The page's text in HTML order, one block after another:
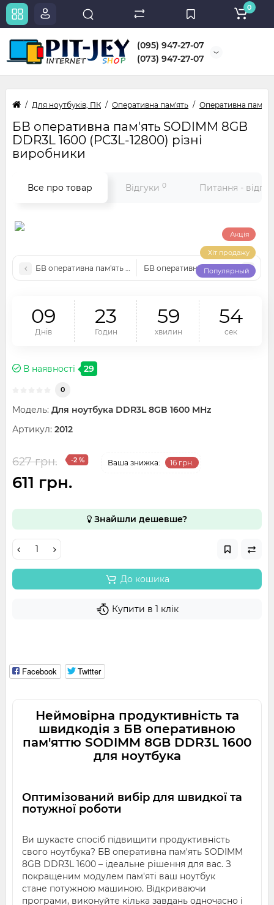
(095) 947-27-07
(073) 947-27-07
0
Для ноутбуків, ПК Оперативна пам'ять Оперативна
БВ оперативна пам'ять SODIMM 8GB
DDR3L 1600 (PC3L-12800) різні
виробники
Все про товар Відгуки 0 Питання -
Акція
Хіт продажу
Популярный
БВ оперативна пам'ять DDR4 4GB 3200 MHz SODIMM (PC4-
БВ оперативна пам'ять DDR4
09
Днів
23
Годин
59
хвилин
54
сек
В наявності 29
0
Модель: Для ноутбука DDR3L 8GB 1600 MHz
Артикул: 2012
627 грн. -2 % Ваша знижка: 16 грн.
611 грн.
Знайшли дешевше?
До кошика
Купити в 1 клік
Facebook Twitter
Неймовірна продуктивність та
швидкодія з БВ оперативною
пам'яттю SODIMM 8GB DDR3L 1600
для ноутбука
Оптимізований вибір для швидкої та
потужної роботи
Ви шукаєте спосіб підвищити продуктивність
свого ноутбука? БВ оперативна пам'ять SODIMM
8GB DDR3L 1600 – ідеальне рішення для вас. З
покращеним модулем пам'яті ваш ноутбук
стане потужною машиною. Відкриваючи
програми, виконуйте кілька завдань одночасно і